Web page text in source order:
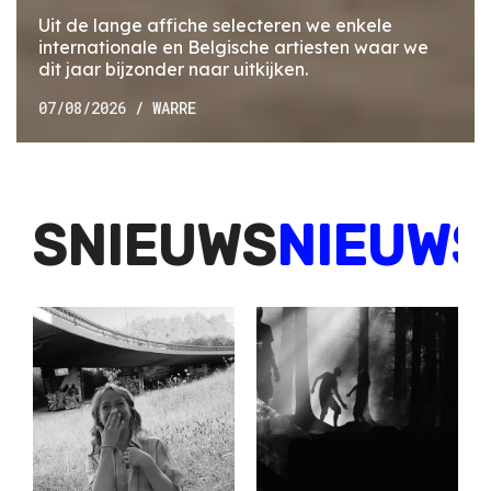
Uit de lange affiche selecteren we enkele
internationale en Belgische artiesten waar we
dit jaar bijzonder naar uitkijken.
07/08/2026 / WARRE
NIEUWS